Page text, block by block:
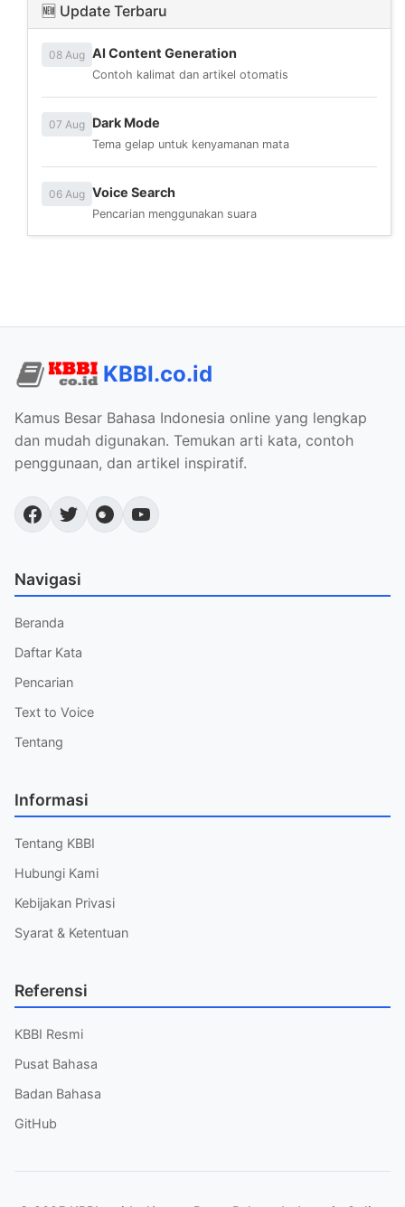
🆕 Update Terbaru
08 Aug AI Content Generation
Contoh kalimat dan artikel otomatis
07 Aug Dark Mode
Tema gelap untuk kenyamanan mata
06 Aug Voice Search
Pencarian menggunakan suara
KBBI.co.id
Kamus Besar Bahasa Indonesia online yang lengkap
dan mudah digunakan. Temukan arti kata, contoh
penggunaan, dan artikel inspiratif.
Navigasi
Beranda
Daftar Kata
Pencarian
Text to Voice
Tentang
Informasi
Tentang KBBI
Hubungi Kami
Kebijakan Privasi
Syarat & Ketentuan
Referensi
KBBI Resmi
Pusat Bahasa
Badan Bahasa
GitHub